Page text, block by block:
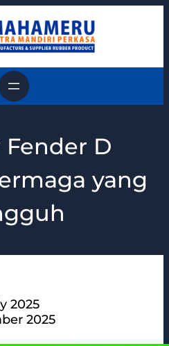
Fender D
yang
2025
2025